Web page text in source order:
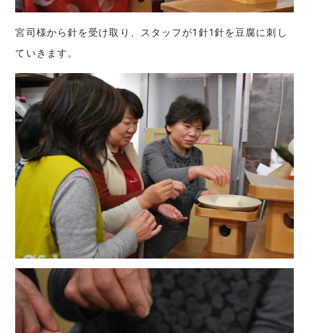
宮司様から針を受け取り、スタッフが1針1針を豆腐に刺し
ていきます。